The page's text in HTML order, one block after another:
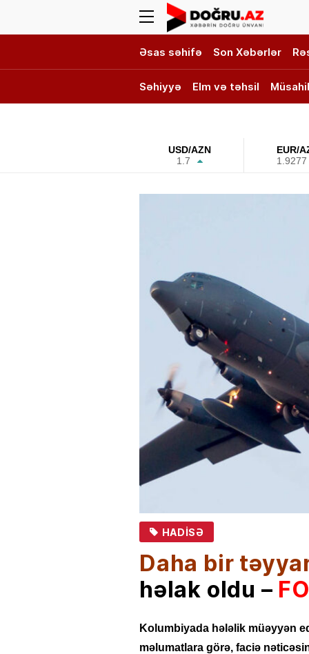
Əsas səhifə Son Xəbərlər
Səhiyyə Elm və təhsil
USD/AZN
1.7
EUR/
1.9277
HADISƏ
Daha bir
həlak oldu –
Kolumbiyada hələlik müəyyən
məlumatlara görə, faciə